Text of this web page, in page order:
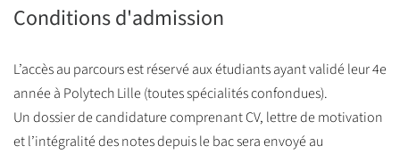
Conditions d'admission
L’accès au parcours est réservé aux étudiants ayant validé leur 4e
année à Polytech Lille (toutes spécialités confondues).
Un dossier de candidature comprenant CV, lettre de motivation
et l’intégralité des notes depuis le bac sera envoyé au